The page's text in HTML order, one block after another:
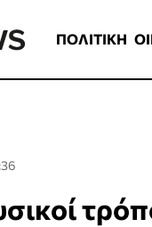
ΠΟΛΙΤΙΚΗ